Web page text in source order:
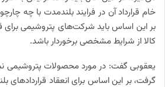
خام قرارداد آن در فرایند بلندمدت با چه
بر این اساس باید شرکت‌های پتروشیمی برای
کالا از شرایط مشخصی برخوردار باشد.
یعقوبی گفت: در مورد محصولات پتروشیمی
گرفت، بر این اساس برای انعقاد